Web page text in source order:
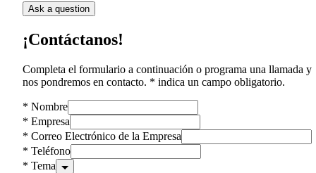
Ask a question
¡Contáctanos!
Completa el formulario a continuación o programa una llamada y
nos pondremos en contacto. * indica un campo obligatorio.
* Nombre
* Empresa
* Correo Electrónico de la Empresa
* Teléfono
* Tema